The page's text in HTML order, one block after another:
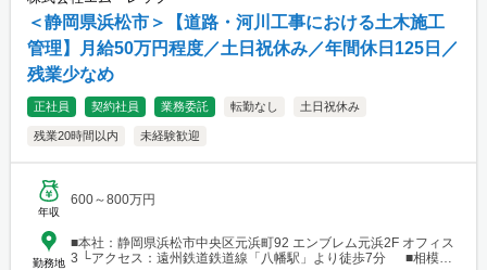
＜静岡県浜松市＞【道路・河川工事における土木施工
管理】月給50万円程度／土日祝休み／年間休日125日／
残業少なめ
正社員 契約社員 業務委託 転勤なし 土日祝休み
残業20時間以内 未経験歓迎
年収
600～800万円
勤務地
■本社：静岡県浜松市中央区元浜町92 エンブレム元浜2F オフィス
3 └アクセス：遠州鉄道鉄道線「八幡駅」より徒歩7分 ■相模原